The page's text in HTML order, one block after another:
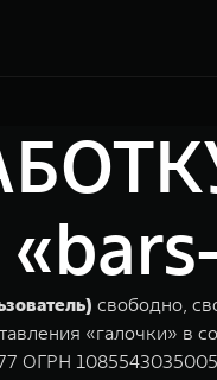
свободно,
«галочки» в